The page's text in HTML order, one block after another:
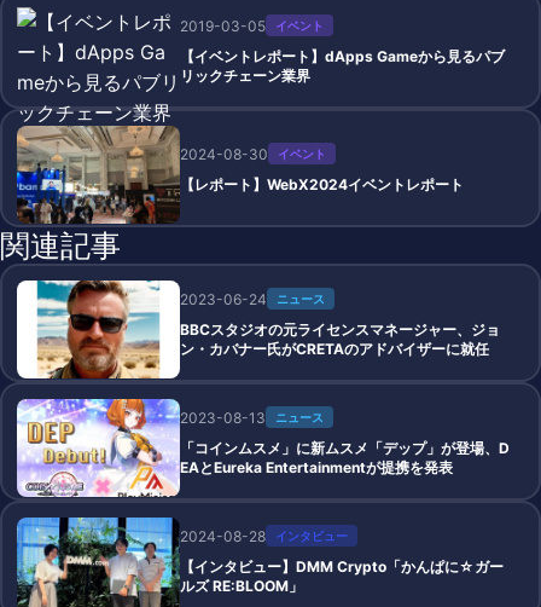
2019-03-05 イベント
【イベントレポート】dApps Gameから見るパブ
リックチェーン業界
2024-08-30 イベント
【レポート】WebX2024イベントレポート
関連記事
2023-06-24 ニュース
BBCスタジオの元ライセンスマネージャー、ジョ
ン・カバナー氏がCRETAのアドバイザーに就任
2023-08-13 ニュース
「コインムスメ」に新ムスメ「デップ」が登場、D
EAとEureka Entertainmentが提携を発表
2024-08-28 インタビュー
【インタビュー】DMM Crypto「かんぱに☆ガー
ルズ RE:BLOOM」